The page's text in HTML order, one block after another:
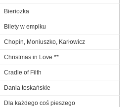
Bieriozka
Bilety w empiku
Chopin, Moniuszko, Karłowicz
Christmas in Love **
Cradle of Filth
Dania toskańskie
Dla każdego coś pieszego